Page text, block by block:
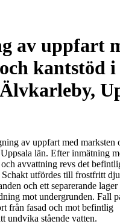
av uppfart
kantstöd i
av uppfart med marksten
län. Efter inmätning
avvattning revs det
utfördes till frostfritt
och ett separerande
mot undergrunden. Fall
från fasad och mot befintlig
undvika stående vatten.